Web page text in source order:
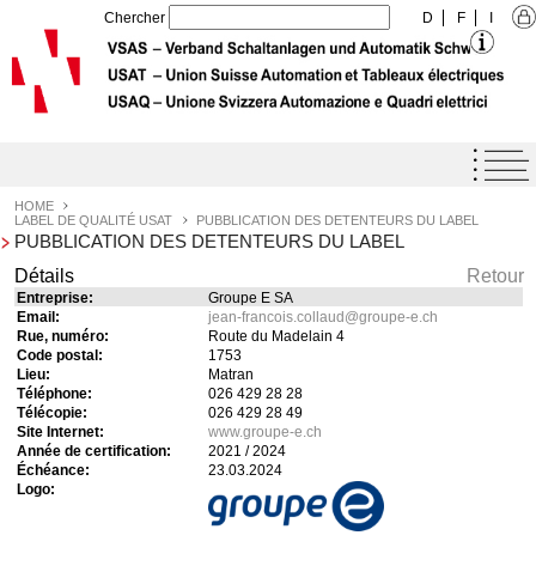
Chercher D F
Agenda
Label de qualité USAT
Prestations
L'Union
Formation
Téléchargements
Offres d'emploi - Apprentissage
Contact
HOME
LABEL DE QUALITÉ USAT
PUBBLICATION DES DETENTEURS DU LABEL
PUBBLICATION DES DETENTEURS DU LABEL
Détails
Retour
Entreprise:
Groupe E SA
Email:
jean-francois.collaud @groupe-e.ch
Rue, numéro:
Route du Madelain 4
Code postal:
1753
Lieu:
Matran
Téléphone:
026 429 28 28
Télécopie:
026 429 28 49
Site Internet:
www.groupe-e.ch
Année de certification:
2021 / 2024
Échéance:
23.03.2024
Logo: